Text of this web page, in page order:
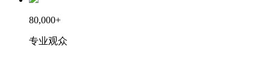
80,000+
专业观众